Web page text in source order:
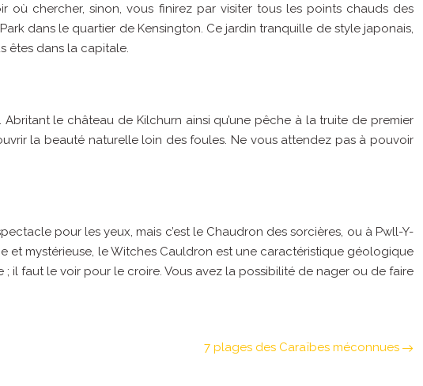
chercher, sinon, vous finirez par visiter tous les points chauds des
dans le quartier de Kensington. Ce jardin tranquille de style japonais,
êtes dans la capitale.
le château de Kilchurn ainsi qu’une pêche à la truite de premier
la beauté naturelle loin des foules. Ne vous attendez pas à pouvoir
pour les yeux, mais c’est le Chaudron des sorcières, ou à Pwll-Y-
et mystérieuse, le Witches Cauldron est une caractéristique géologique
; il faut le voir pour le croire. Vous avez la possibilité de nager ou de faire
7 plages des Caraïbes méconnues